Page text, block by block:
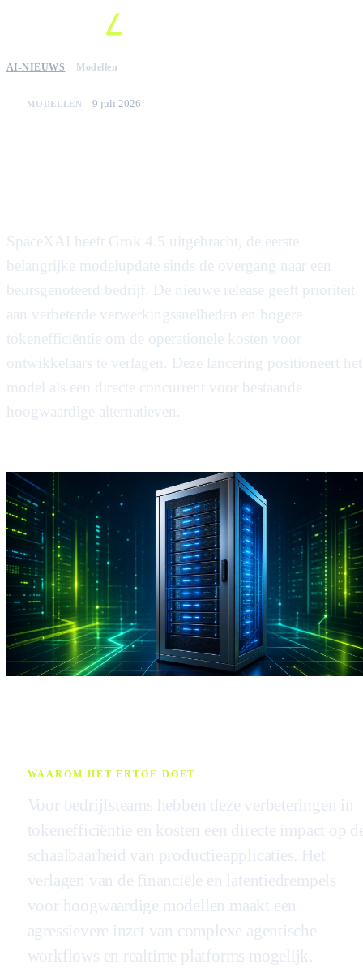
AI-NIEUWS Modellen
MODELLEN 9 juli 2026
SpaceXAI heeft Grok 4.5 uitgebracht, de eerste
belangrijke modelupdate sinds de overgang naar een
beursgenoteerd bedrijf. De nieuwe release geeft prioriteit
aan verbeterde verwerkingssnelheden en hogere
tokenefficiëntie om de operationele kosten voor
ontwikkelaars te verlagen. Deze lancering positioneert het
model als een directe concurrent voor bestaande
hoogwaardige alternatieven.
WAAROM HET ERTOE DOET
Voor bedrijfsteams hebben deze verbeteringen in
tokenefficiëntie en kosten een directe impact op
schaalbaarheid van productieapplicaties. Het
verlagen van de financiële en latentiedrempels
voor hoogwaardige modellen maakt een
agressievere inzet van complexe agentische
workflows en realtime platforms mogelijk.